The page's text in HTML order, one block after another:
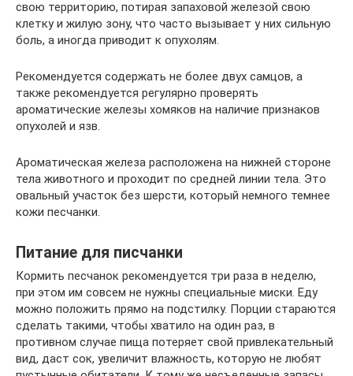
свою территорию, потирая запаховой железой свою
клетку и жилую зону, что часто вызывает у них сильную
боль, а иногда приводит к опухолям.
Рекомендуется содержать не более двух самцов, а
также рекомендуется регулярно проверять
ароматические железы хомяков на наличие признаков
опухолей и язв.
Ароматическая железа расположена на нижней стороне
тела животного и проходит по средней линии тела. Это
овальный участок без шерсти, который немного темнее
кожи песчанки.
Питание для писчанки
Кормить песчанок рекомендуется три раза в неделю,
при этом им совсем не нужны специальные миски. Еду
можно положить прямо на подстилку. Порции стараются
сделать такими, чтобы хватило на один раз, в
противном случае пища потеряет свой привлекательный
вид, даст сок, увеличит влажность, которую не любят